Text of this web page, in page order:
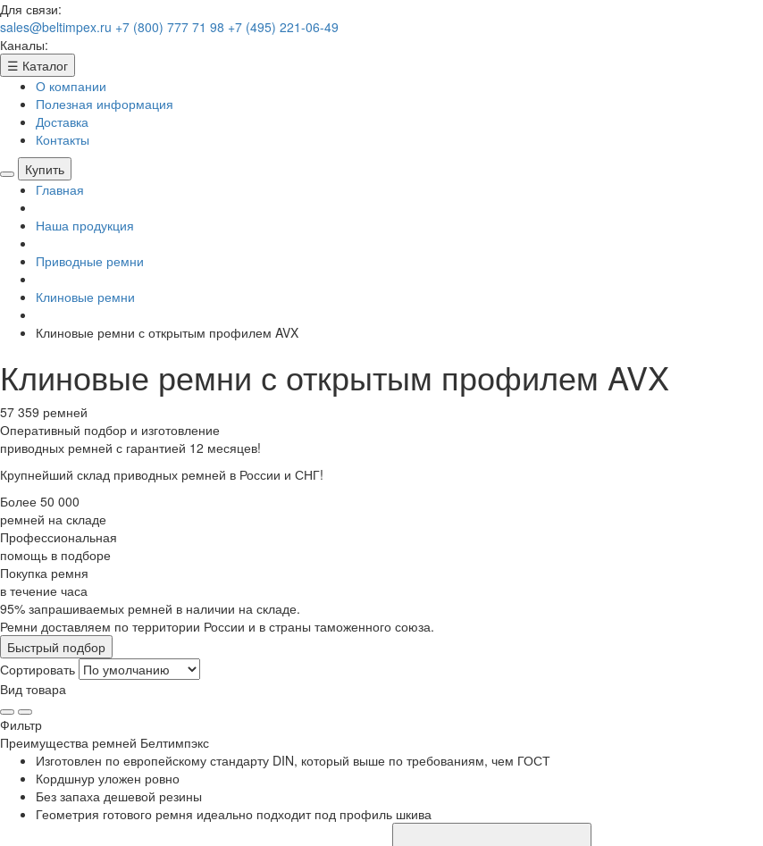
Для связи:
sales@beltimpex.ru +7 (800) 777 71 98 +7 (495) 221-06-49
Каналы:
☰ Каталог
О компании
Полезная информация
Доставка
Контакты
Купить
Главная
Наша продукция
Приводные ремни
Клиновые ремни
Клиновые ремни с открытым профилем AVX
Клиновые ремни с открытым профилем AVX
57 359 ремней
Оперативный подбор и изготовление
приводных ремней с гарантией 12 месяцев!
Крупнейший склад приводных ремней в России и СНГ!
Более 50 000
ремней на складе
Профессиональная
помощь в подборе
Покупка ремня
в течение часа
95% запрашиваемых ремней в наличии на складе.
Ремни доставляем по территории России и в страны таможенного союза.
Быстрый подбор
Сортировать
Вид товара
Фильтр
Преимущества ремней Белтимпэкс
Изготовлен по европейскому стандарту DIN, который выше по требованиям, чем ГОСТ
Кордшнур уложен ровно
Без запаха дешевой резины
Геометрия готового ремня идеально подходит под профиль шкива